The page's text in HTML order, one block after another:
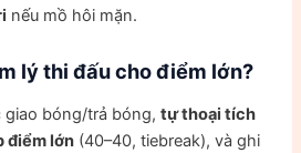
nếu mồ hôi mặn.
lý thi đấu cho điểm lớn?
giao bóng/trả bóng,tự thoại tích
điểm lớn (40–40, tiebreak), và ghi